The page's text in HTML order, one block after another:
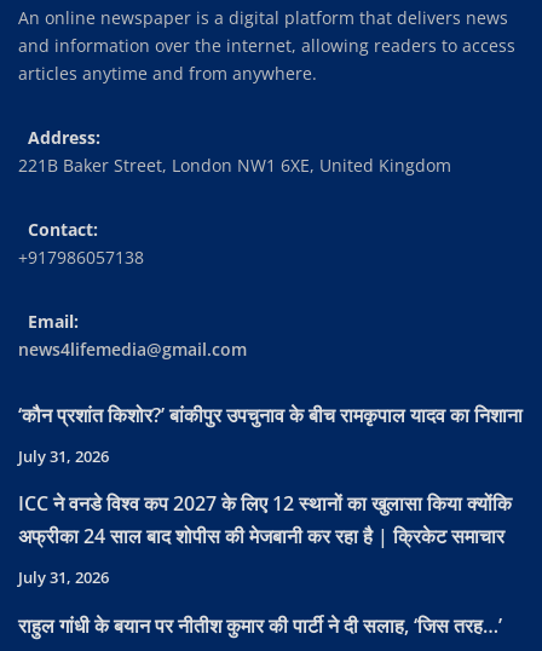
An online newspaper is a digital platform that delivers news
and information over the internet, allowing readers to access
articles anytime and from anywhere.
Address:
221B Baker Street, London NW1 6XE, United Kingdom
Contact:
+917986057138
Email:
news4lifemedia@gmail.com
‘कौन प्रशांत किशोर?’ बांकीपुर उपचुनाव के बीच रामकृपाल यादव का निशाना
July 31, 2026
ICC ने वनडे विश्व कप 2027 के लिए 12 स्थानों का खुलासा किया क्योंकि
अफ्रीका 24 साल बाद शोपीस की मेजबानी कर रहा है | क्रिकेट समाचार
July 31, 2026
राहुल गांधी के बयान पर नीतीश कुमार की पार्टी ने दी सलाह, ‘जिस तरह…’